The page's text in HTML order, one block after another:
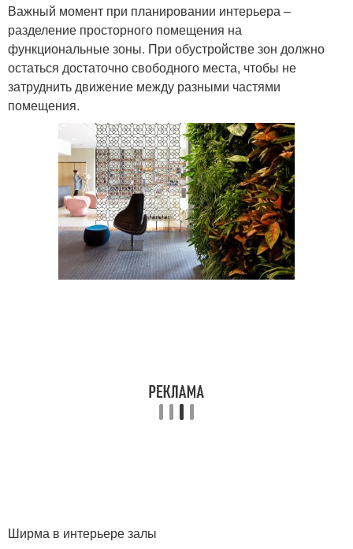
Важный момент при планировании интерьера –
разделение просторного помещения на
функциональные зоны. При обустройстве зон должно
остаться достаточно свободного места, чтобы не
затруднить движение между разными частями
помещения.
Ширма в интерьере залы